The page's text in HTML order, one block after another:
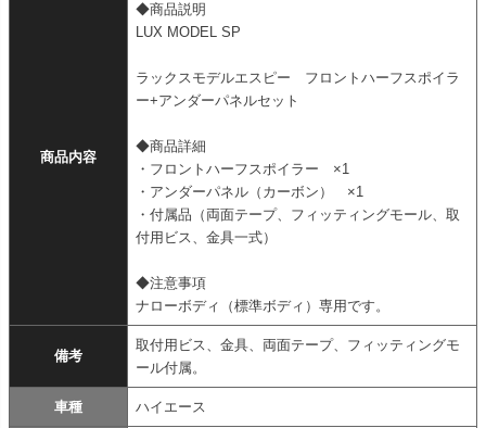
商品内容
◆商品説明
LUX MODEL SP
ラックスモデルエスピー フロントハーフスポイラ
ー+アンダーパネルセット
◆商品詳細
・フロントハーフスポイラー ×1
・アンダーパネル（カーボン） ×1
・付属品（両面テープ、フィッティングモール、取
付用ビス、金具一式）
◆注意事項
ナローボディ（標準ボディ）専用です。
備考
取付用ビス、金具、両面テープ、フィッティングモ
ール付属。
車種 ハイエース